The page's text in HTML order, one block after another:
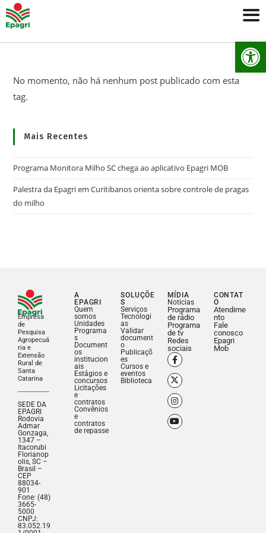
No momento, não há nenhum post publicado com esta
tag.
Mais Recentes
Programa Monitora Milho SC chega ao aplicativo Epagri MOB
Palestra da Epagri em Curitibanos orienta sobre controle de pragas
do milho
Empresa
de
Pesquisa
Agropecuá
ria e
Extensão
Rural de
Santa
Catarina
SEDE DA
EPAGRI
Rodovia
Admar
Gonzaga,
1347 –
Itacorubi
Florianop
olis, SC –
Brasil –
CEP
88034-
901
Fone: (48)
3665-
5000
CNPJ:
83.052.19
A
EPAGRI
Quem
somos
Unidades
Programa
s
Document
os
institucion
ais
Estágios e
concursos
Licitações
e
contratos
Convênios
e
contratos
de repasse
SOLUÇÕE
S
Serviços
Tecnologi
as
Validar
document
o
Publicaçõ
es
Cursos e
eventos
Biblioteca
MÍDIA
Noticias
Programa
de rádio
Programa
de tv
Redes
sociais
CONTAT
O
Atendime
nto
Fale
conosco
Epagri
Mob